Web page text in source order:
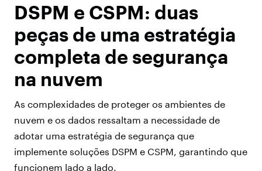
DSPM e CSPM: duas
peças de uma estratégia
completa de segurança
na nuvem
As complexidades de proteger os ambientes de
nuvem e os dados ressaltam a necessidade de
adotar uma estratégia de segurança que
implemente soluções DSPM e CSPM, garantindo que
funcionem lado a lado.